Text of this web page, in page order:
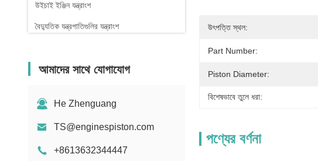
উইচাই ইঞ্জিন যন্ত্রাংশ
বৈদ্যুতিক যন্ত্রপাতিগুলির যন্ত্রাংশ
আমাদের সাথে যোগাযোগ
He Zhenguang
TS@enginespiston.com
+8613632344447
উৎপত্তি স্থল:
Part Number:
Piston Diameter:
বিশেষভাবে তুলে ধরা:
পণ্যের বর্ণনা